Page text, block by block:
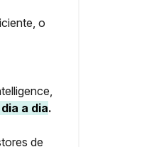
o
a dia.
de